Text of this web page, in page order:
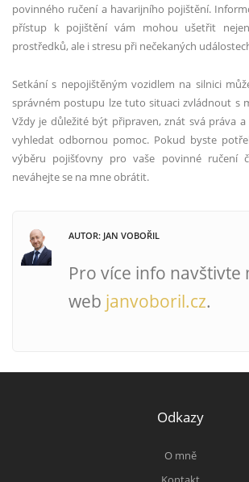
povinného ručení a havarijního pojištění.
přístup k pojištění vám mohou ušetřit
prostředků, ale i stresu při nečekaných
Setkání s nepojištěným vozidlem na silnici
správném postupu lze tuto situaci zvládnout s
Vždy je důležité být připraven, znát svá práva
vyhledat odbornou pomoc. Pokud byste
výběru pojišťovny pro vaše povinné ručení
neváhejte se na mne obrátit.
AUTOR: JAN VOBOŘIL
Pro více info navštivte
web janvoboril.cz.
Odkazy
O mně